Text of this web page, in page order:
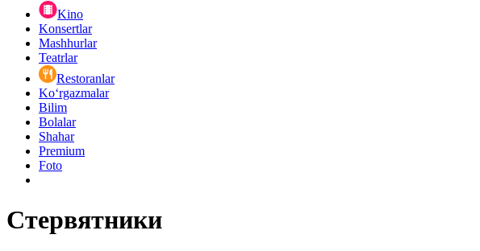
Kino
Konsertlar
Mashhurlar
Teatrlar
Restoranlar
Ko‘rgazmalar
Bilim
Bolalar
Shahar
Premium
Foto
Стервятники